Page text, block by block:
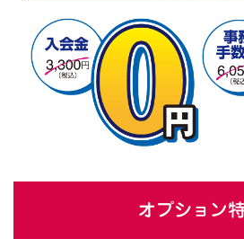
オプション